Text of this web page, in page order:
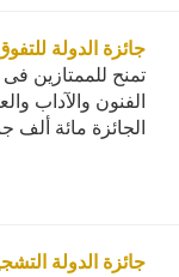
جائزة الدولة
تمنح للممتازين فى
الفنون والآداب
الجائزة مائة ألف
جائزة الدولة